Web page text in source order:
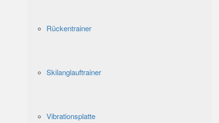
Rückentrainer
Skilanglauftrainer
Vibrationsplatte